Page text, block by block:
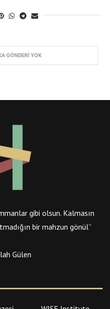
gibi olsun. Kalmasın
bir mahzun gönül”
Gülen
Hikmet.net